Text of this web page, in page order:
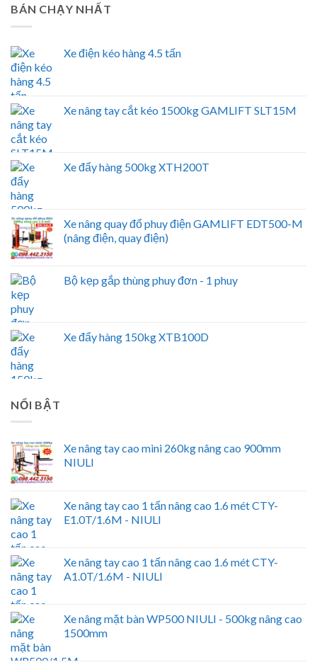
BÁN CHẠY NHẤT
Xe điện kéo hàng 4.5 tấn
Xe nâng tay cắt kéo 1500kg GAMLIFT SLT15M
Xe đẩy hàng 500kg XTH200T
Xe nâng quay đổ phuy điện GAMLIFT EDT500-M
(nâng điện, quay điện)
Bộ kẹp gắp thùng phuy đơn - 1 phuy
Xe đẩy hàng 150kg XTB100D
NỔI BẬT
Xe nâng tay cao mini 260kg nâng cao 900mm
NIULI
Xe nâng tay cao 1 tấn nâng cao 1.6 mét CTY-
E1.0T/1.6M - NIULI
Xe nâng tay cao 1 tấn nâng cao 1.6 mét CTY-
A1.0T/1.6M - NIULI
Xe nâng mặt bàn WP500 NIULI - 500kg nâng cao
1500mm